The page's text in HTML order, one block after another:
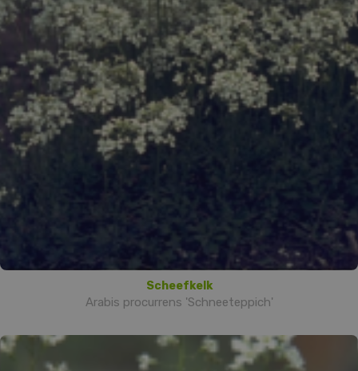
Scheefkelk
Arabis procurrens 'Schneeteppich'